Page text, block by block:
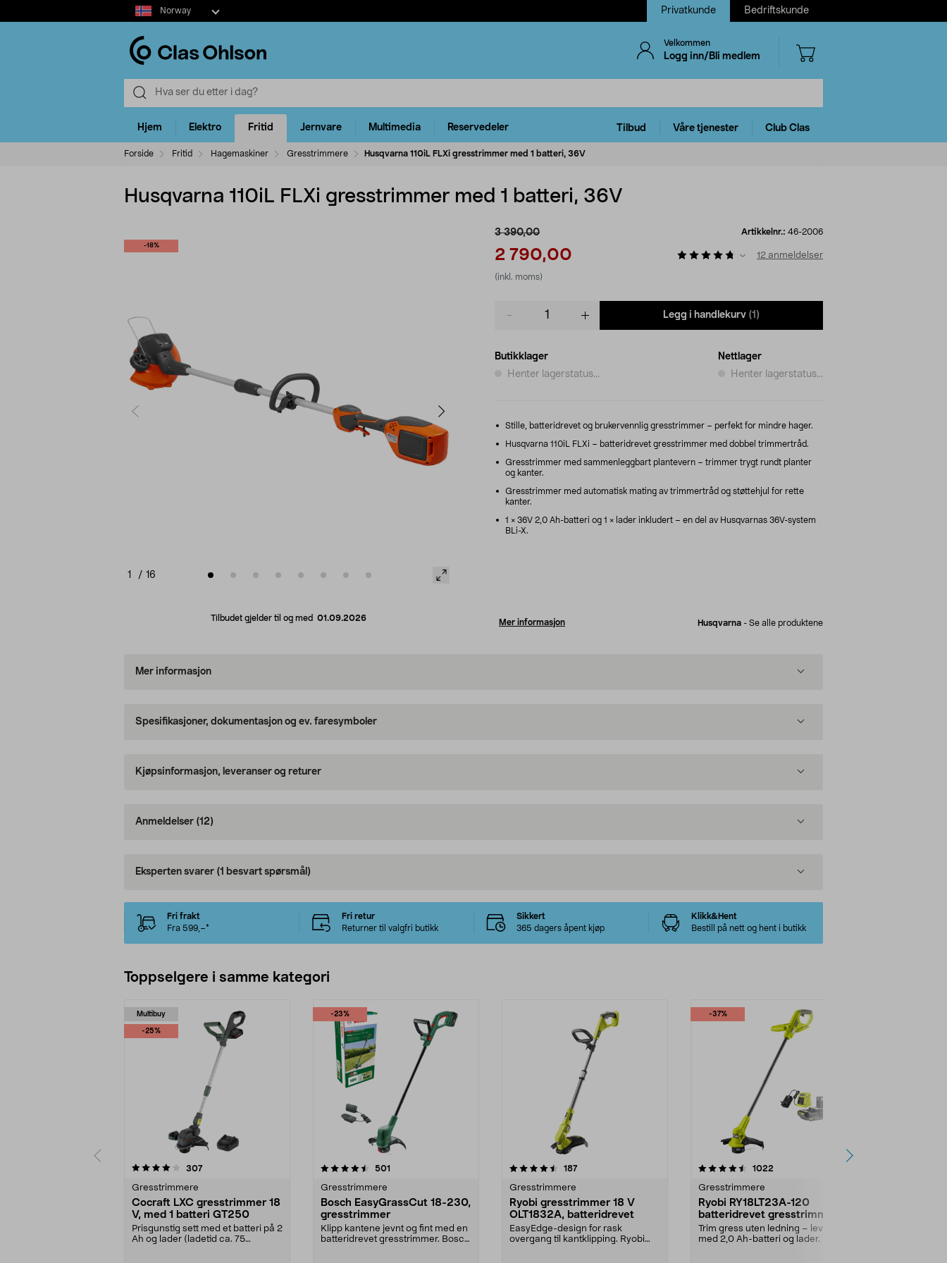
Select
market
Norway Privatkunde Bedriftskunde
Velkommen
Logg inn/Bli medlem
Hjem Elektro Fritid Jernvare Multimedia Reservedeler Tilbud Våre tjenester Club Clas
Forside Fritid Hagemaskiner Gresstrimmere Husqvarna 110iL FLXi gresstrimmer med 1 batteri, 36V
Husqvarna 110iL FLXi gresstrimmer med 1 batteri, 36V
-18%
1 / 16
Tilbudet gjelder til og med 01.09.2026
3 390,00
2 790,00
(inkl. moms)
Artikkelnr.: 46-2006
12 anmeldelser
Legg i handlekurv (1)
Butikklager
Henter lagerstatus...
Nettlager
Henter lagerstatus...
Stille, batteridrevet og brukervennlig gresstrimmer – perfekt for mindre hager.
Husqvarna 110iL FLXi – batteridrevet gresstrimmer med dobbel trimmertråd.
Gresstrimmer med sammenleggbart plantevern – trimmer trygt rundt planter
og kanter.
Gresstrimmer med automatisk mating av trimmertråd og støttehjul for rette
kanter.
1 × 36V 2,0 Ah-batteri og 1 × lader inkludert – en del av Husqvarnas 36V-system
BLi-X.
Mer informasjon Husqvarna - Se alle produktene
Mer informasjon
Spesifikasjoner, dokumentasjon og ev. faresymboler
Kjøpsinformasjon, leveranser og returer
Anmeldelser (12)
Eksperten svarer (1 besvart spørsmål)
Fri frakt
Fra 599,–*
Fri retur
Returner til valgfri butikk
Sikkert
365 dagers åpent kjøp
Klikk&Hent
Bestill på nett og hent i butikk
Toppselgere i samme kategori
Multibuy
-25%
307anmeldelser
Gresstrimmere
Cocraft LXC gresstrimmer 18
V, med 1 batteri GT250
Prisgunstig sett med et batteri på 2
Ah og lader (ladetid ca. 75
-23%
4.5 av 5 stjerner 501
Gresstrimmere
Bosch EasyGrassCut 18-230,
gresstrimmer
Klipp kantene jevnt og fint med en
batteridrevet gresstrimmer. Bosch
4.5 av 5 stjerner 187anmeldelser
Gresstrimmere
Ryobi gresstrimmer 18 V
OLT1832A, batteridrevet
EasyEdge-design for rask
overgang til kantklipping. Ryobi
-37%
4.5 av 5 stjerner 1022
Gresstrimmere
Ryobi RY18LT23A-120
batteridrevet gresstrimmer
18 V
Trim gress uten ledning – leveres
med 2,0 Ah-batteri og lader. Ryobi
4.5 av 5 stjerner